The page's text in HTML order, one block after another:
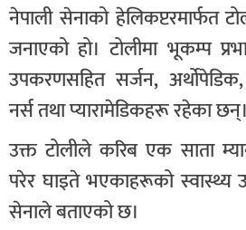
नेपाली सेनाको हेलिकप्टरमार्फत
जनाएको हो। टोलीमा भूकम्प
उपकरणसहित सर्जन,
नर्स तथा प्यारामेडिकहरू रहेका छन्।
उक्त टोलीले करिब एक साता
परेर घाइते भएकाहरूको स्वास्थ्य
सेनाले बताएको छ।